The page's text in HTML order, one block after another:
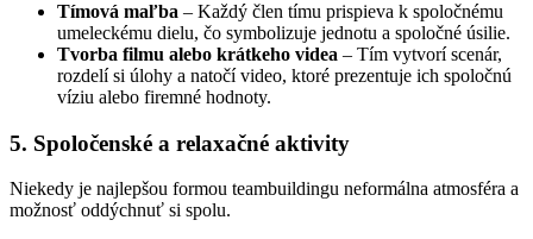
Tímová maľba – Každý člen tímu prispieva k spoločnému
umeleckému dielu, čo symbolizuje jednotu a spoločné úsilie.
Tvorba filmu alebo krátkeho videa – Tím vytvorí scenár,
rozdelí si úlohy a natočí video, ktoré prezentuje ich spoločnú
víziu alebo firemné hodnoty.
5. Spoločenské a relaxačné aktivity
Niekedy je najlepšou formou teambuildingu neformálna atmosféra a
možnosť oddýchnuť si spolu.